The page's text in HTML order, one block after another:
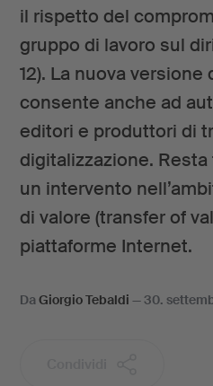
il rispetto del
gruppo di lavoro sul
12). La nuova versione
consente anche ad
editori e produttori di
digitalizzazione.
un intervento
di valore (transfer of
piattaforme Internet.
DaGiorgio Tebaldi —30.